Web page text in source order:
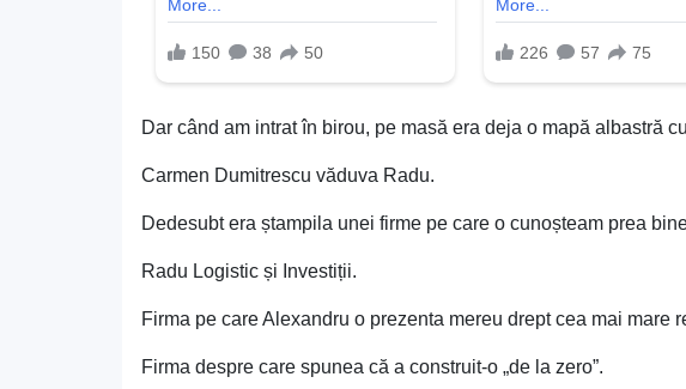
Dar când am intrat în birou, pe masă era deja o mapă albastră
Carmen Dumitrescu văduva Radu.
Dedesubt era ștampila unei firme pe care o cunoșteam prea
Radu Logistic și Investiții.
Firma pe care Alexandru o prezenta mereu drept cea mai mare
Firma despre care spunea că a construit-o „de la zero”.